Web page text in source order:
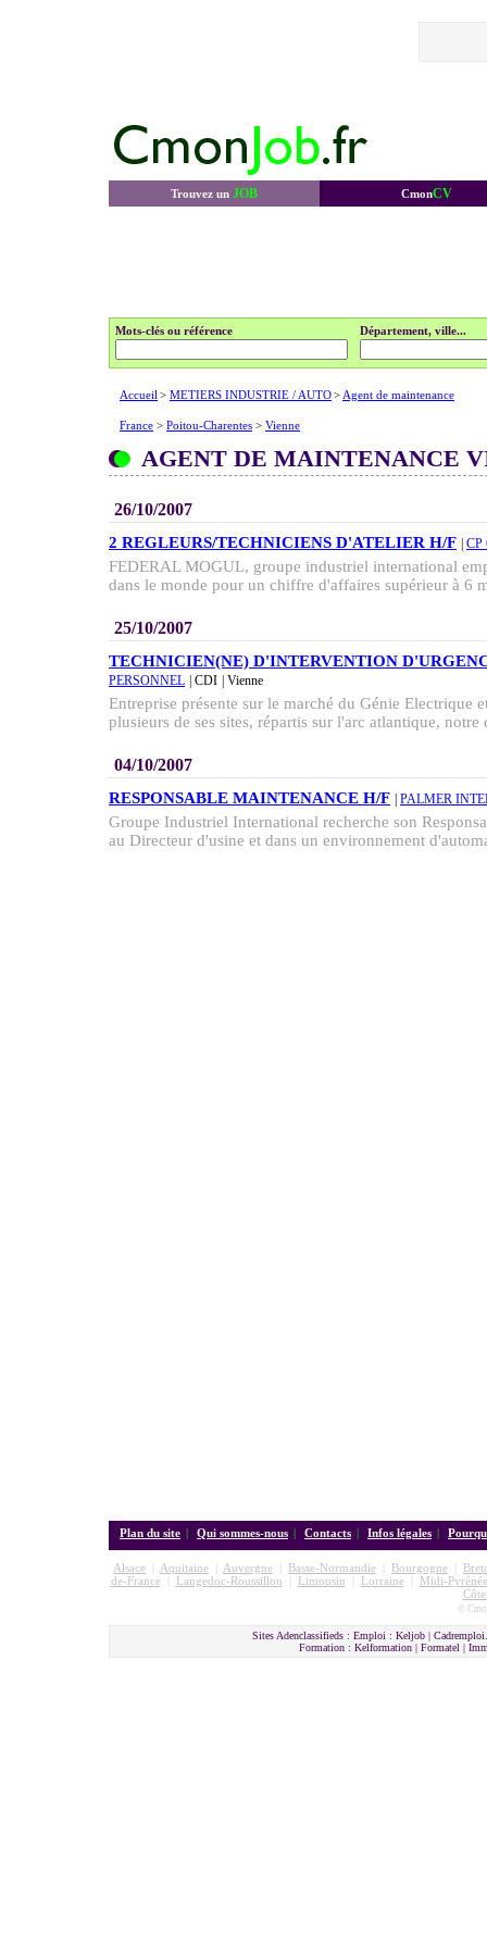
Trouvez un JOB CmonCV
Mots-clés ou référence Département, ville...
Accueil > METIERS INDUSTRIE / AUTO> Agent de maintenance
France > Poitou-Charentes > Vienne
AGENT DE MAINTENANCE
26/10/2007
2 REGLEURS/TECHNICIENS D'ATELIER H/F CP
FEDERAL MOGUL, groupe industriel international
dans le monde pour un chiffre d'affaires supérieur à 6
25/10/2007
TECHNICIEN(NE) D'INTERVENTION
PERSONNEL | CDI | Vienne
Entreprise présente sur le marché du Génie Electrique
plusieurs de ses sites, répartis sur l'arc atlantique, notre
04/10/2007
RESPONSABLE MAINTENANCE H/F PALMER
Groupe Industriel International recherche son
au Directeur d'usine et dans un environnement
Plan du site | Qui sommes-nous | Contacts | Infos légales |
Alsace Aquitaine Auvergne Basse-Normandie Bourgogne
de-France| Langedoc-Roussillon Limousin Lorraine|
Midi-
©
Sites Adenclassifieds : Emploi : Keljob |
Formation : Kelformation | Formatel |